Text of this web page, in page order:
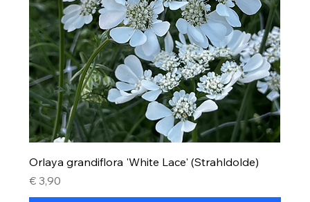
Orlaya grandiflora 'White Lace' (Strahldolde)
Preis
€ 3,90